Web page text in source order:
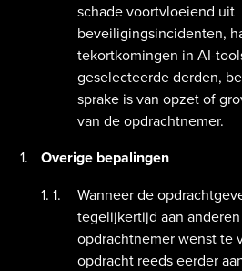
schade voortvloeiend uit
beveiligingsincidenten,
tekortkomingen in AI-
geselecteerde derden,
sprake is van opzet of
van de opdrachtnemer.
Overige bepalingen
Wanneer de
tegelijkertijd aan
opdrachtnemer wenst te
opdracht reeds eerder